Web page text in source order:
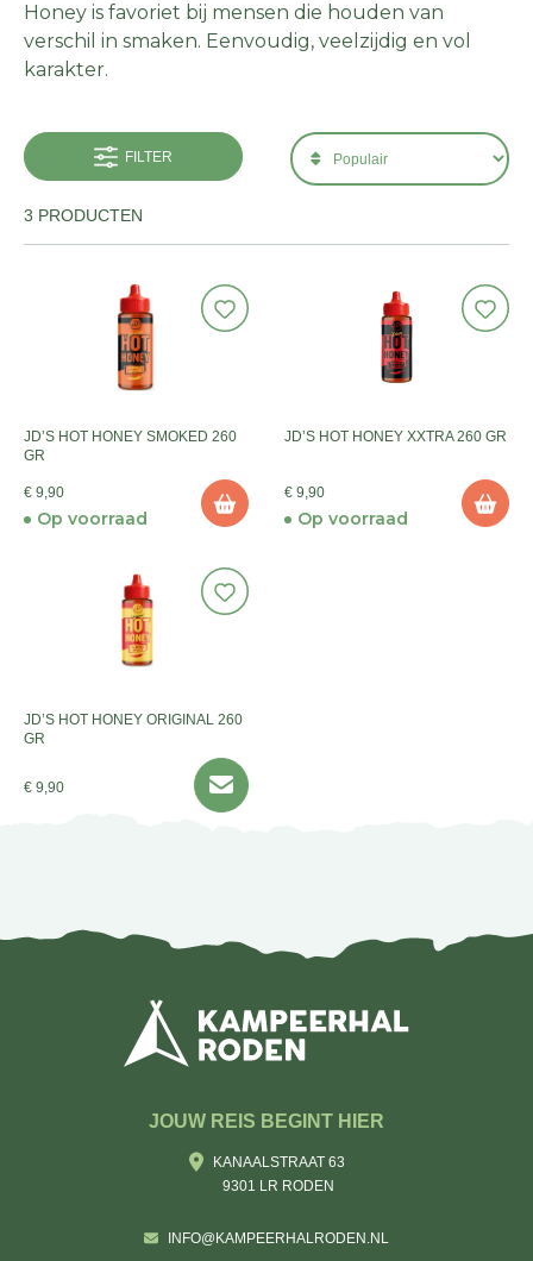
Honey is favoriet bij mensen die houden van
verschil in smaken. Eenvoudig, veelzijdig en vol
karakter.
FILTER
3 PRODUCTEN
JD’S HOT HONEY SMOKED 260
GR
€ 9,90
Op voorraad
JD’S HOT HONEY XXTRA 260 GR
€ 9,90
Op voorraad
JD’S HOT HONEY ORIGINAL 260
GR
€ 9,90
JOUW REIS BEGINT HIER
KANAALSTRAAT 63
9301 LR RODEN
INFO@KAMPEERHALRODEN.NL